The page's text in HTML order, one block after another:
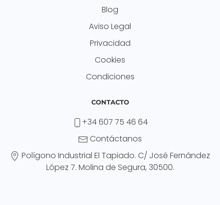
Blog
Aviso Legal
Privacidad
Cookies
Condiciones
CONTACTO
+34 607 75 46 64
Contáctanos
Polígono Industrial El Tapiado. C/ José Fernández
López 7. Molina de Segura, 30500.